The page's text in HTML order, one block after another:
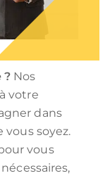
?Nos
votre
dans
soyez.
vous